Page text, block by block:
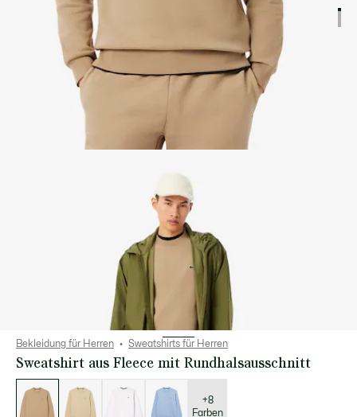
Bekleidung für Herren Sweatshirts für Herren
Sweatshirt aus Fleece mit Rundhalsausschnitt
der
Varianten
+8
Farben